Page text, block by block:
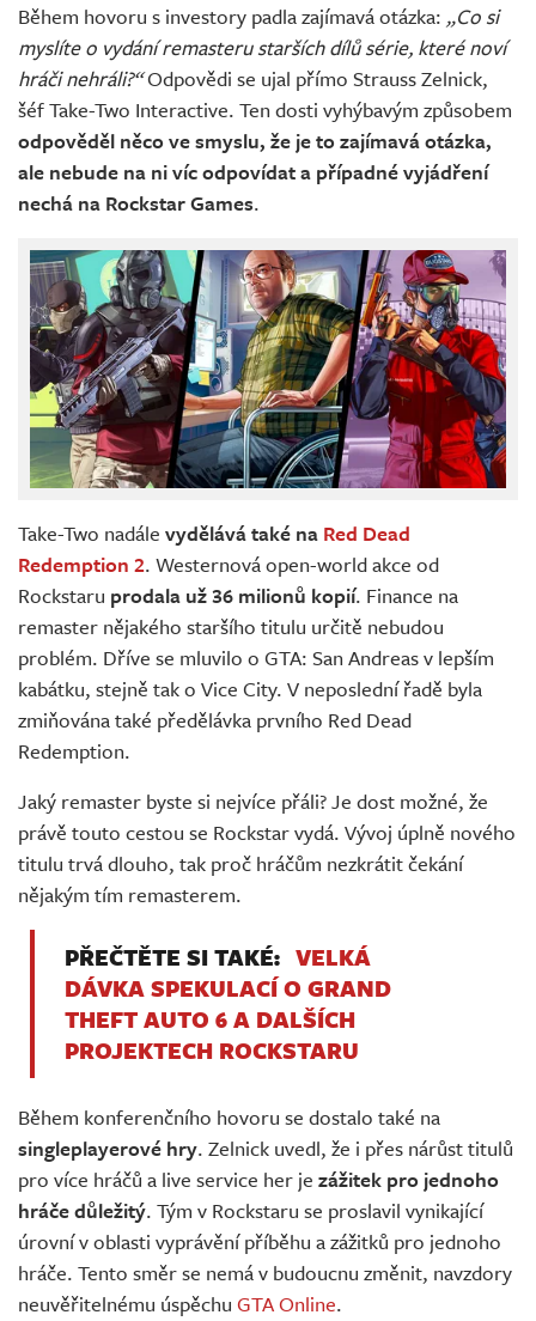
Během hovoru s investory padla zajímavá otázka: „Co si
myslíte o vydání remasteru starších dílů série, které noví
hráči nehráli?“Odpovědi se ujal přímo Strauss Zelnick,
šéf Take-Two Interactive. Ten dosti vyhýbavým způsobem
odpověděl něco ve smyslu, že je to zajímavá otázka,
ale nebude na ni víc odpovídat a případné vyjádření
nechá na Rockstar Games.
Take-Two nadále vydělává také na Red Dead
Redemption 2. Westernová open-world akce od
Rockstaru prodala už 36 milionů kopií. Finance na
remaster nějakého staršího titulu určitě nebudou
problém. Dříve se mluvilo o GTA: San Andreas v lepším
kabátku, stejně tak o Vice City. V neposlední řadě byla
zmiňována také předělávka prvního Red Dead
Redemption.
Jaký remaster byste si nejvíce přáli? Je dost možné, že
právě touto cestou se Rockstar vydá. Vývoj úplně nového
titulu trvá dlouho, tak proč hráčům nezkrátit čekání
nějakým tím remasterem.
PŘEČTĚTE SI TAKÉ: VELKÁ
DÁVKA SPEKULACÍ O GRAND
THEFT AUTO 6 A DALŠÍCH
PROJEKTECH ROCKSTARU
Během konferenčního hovoru se dostalo také na
singleplayerové hry. Zelnick uvedl, že i přes nárůst titulů
pro více hráčů a live service her je zážitek pro jednoho
hráče důležitý. Tým v Rockstaru se proslavil vynikající
úrovní v oblasti vyprávění příběhu a zážitků pro jednoho
hráče. Tento směr se nemá v budoucnu změnit, navzdory
neuvěřitelnému úspěchu GTA Online.